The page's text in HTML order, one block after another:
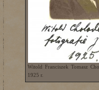
Witold Franciszek Tomasz
1925 r.